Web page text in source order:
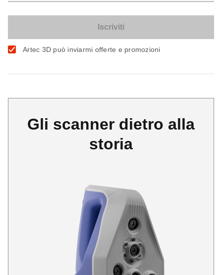
Artec 3D può inviarmi offerte e promozioni
Gli scanner dietro alla
storia